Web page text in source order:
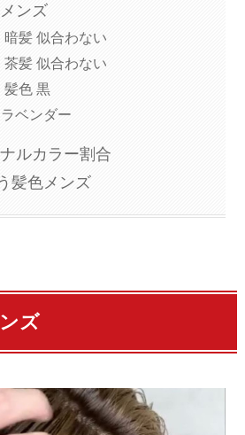
ンズ
暗髪 似合わない
茶髪 似合わない
髪色 黒
ベンダー
ルカラー割合
髪色メンズ
ズ